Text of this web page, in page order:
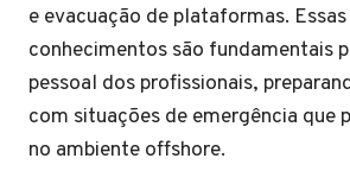
e evacuação de plataformas.
conhecimentos são fundamentais
pessoal dos profissionais,
com situações de emergência que
no ambiente offshore.